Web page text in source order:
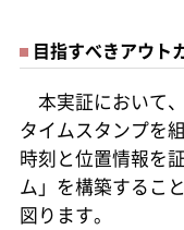
目指すべきアウト
本実証において
タイムスタンプを
時刻と位置情報を
ム」を構築するこ
図ります。